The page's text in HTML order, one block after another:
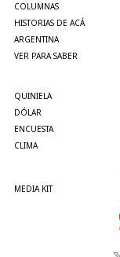
COLUMNAS
HISTORIAS DE ACÁ
ARGENTINA
VER PARA SABER
QUINIELA
DÓLAR
ENCUESTA
CLIMA
MEDIA KIT